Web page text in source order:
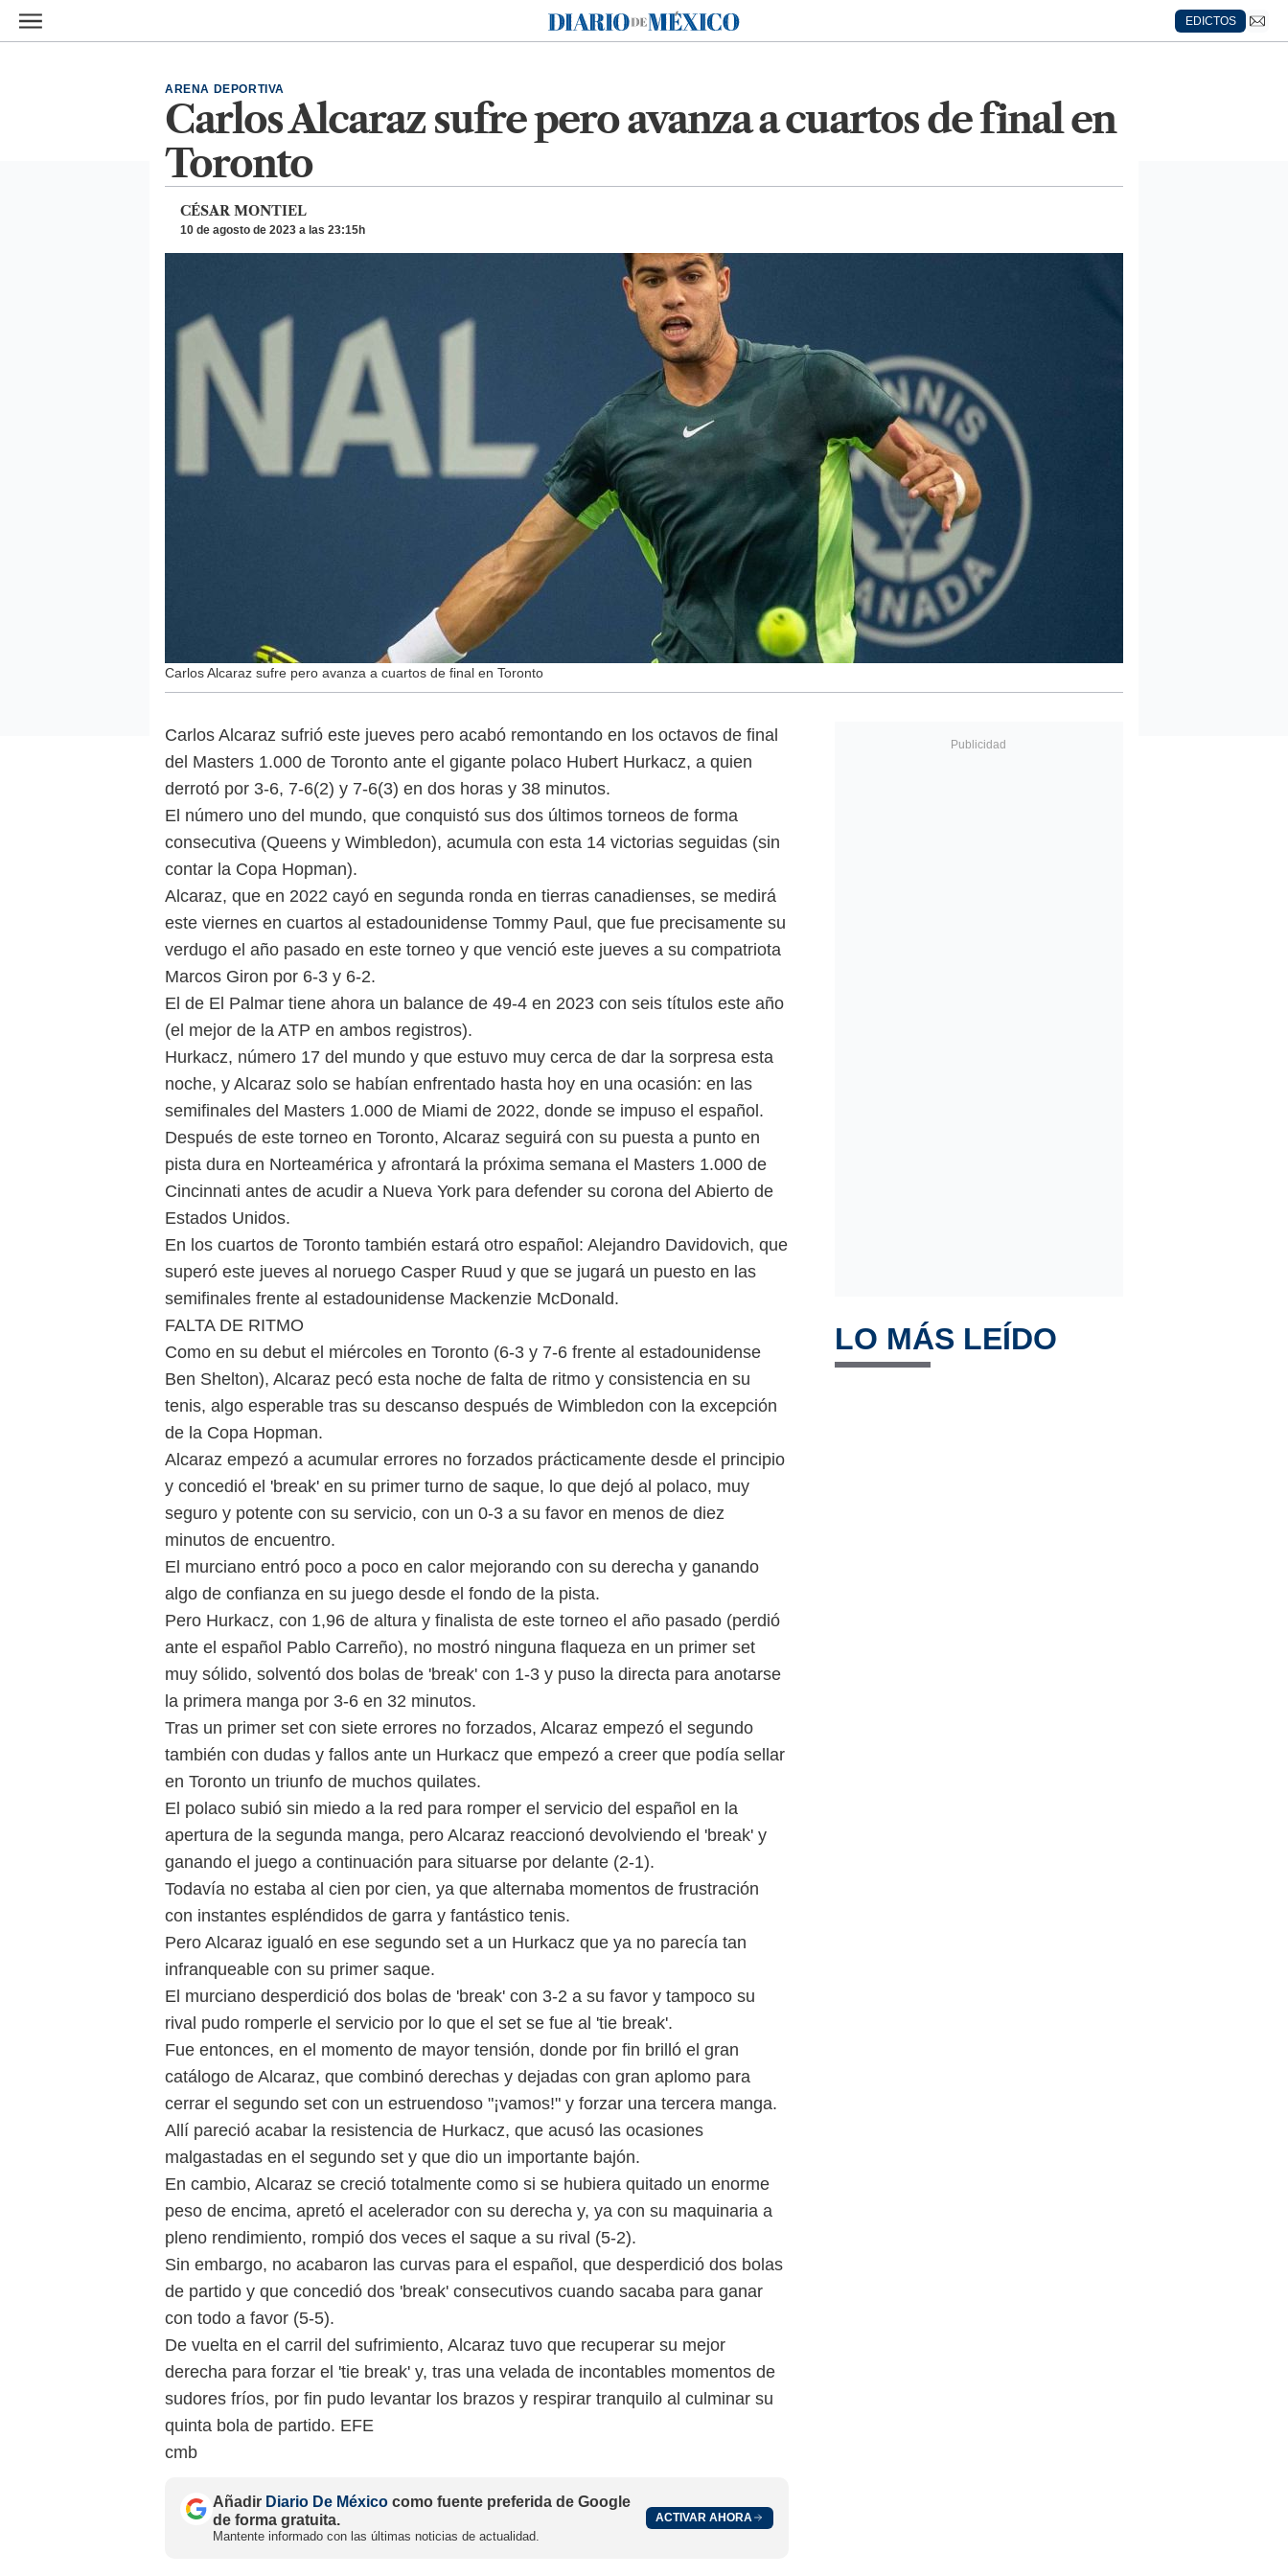
Ir al contenido principal
Diario de México
EDICTOS
Carlos Alcaraz sufre pero avanza a cuartos de final en
Toronto
ARENA DEPORTIVA
CÉSAR MONTIEL
10 de agosto de 2023 a las 23:15h
Carlos Alcaraz sufre pero avanza a cuartos de final en Toronto
Carlos Alcaraz sufrió este jueves pero acabó remontando en los octavos de final
del Masters 1.000 de Toronto ante el gigante polaco Hubert Hurkacz, a quien
derrotó por 3-6, 7-6(2) y 7-6(3) en dos horas y 38 minutos.
El número uno del mundo, que conquistó sus dos últimos torneos de forma
consecutiva (Queens y Wimbledon), acumula con esta 14 victorias seguidas (sin
contar la Copa Hopman).
Alcaraz, que en 2022 cayó en segunda ronda en tierras canadienses, se medirá
este viernes en cuartos al estadounidense Tommy Paul, que fue precisamente su
verdugo el año pasado en este torneo y que venció este jueves a su compatriota
Marcos Giron por 6-3 y 6-2.
El de El Palmar tiene ahora un balance de 49-4 en 2023 con seis títulos este año
(el mejor de la ATP en ambos registros).
Hurkacz, número 17 del mundo y que estuvo muy cerca de dar la sorpresa esta
noche, y Alcaraz solo se habían enfrentado hasta hoy en una ocasión: en las
semifinales del Masters 1.000 de Miami de 2022, donde se impuso el español.
Después de este torneo en Toronto, Alcaraz seguirá con su puesta a punto en
pista dura en Norteamérica y afrontará la próxima semana el Masters 1.000 de
Cincinnati antes de acudir a Nueva York para defender su corona del Abierto de
Estados Unidos.
En los cuartos de Toronto también estará otro español: Alejandro Davidovich, que
superó este jueves al noruego Casper Ruud y que se jugará un puesto en las
semifinales frente al estadounidense Mackenzie McDonald.
FALTA DE RITMO
Como en su debut el miércoles en Toronto (6-3 y 7-6 frente al estadounidense
Ben Shelton), Alcaraz pecó esta noche de falta de ritmo y consistencia en su
tenis, algo esperable tras su descanso después de Wimbledon con la excepción
de la Copa Hopman.
Alcaraz empezó a acumular errores no forzados prácticamente desde el principio
y concedió el 'break' en su primer turno de saque, lo que dejó al polaco, muy
seguro y potente con su servicio, con un 0-3 a su favor en menos de diez
minutos de encuentro.
El murciano entró poco a poco en calor mejorando con su derecha y ganando
algo de confianza en su juego desde el fondo de la pista.
Pero Hurkacz, con 1,96 de altura y finalista de este torneo el año pasado (perdió
ante el español Pablo Carreño), no mostró ninguna flaqueza en un primer set
muy sólido, solventó dos bolas de 'break' con 1-3 y puso la directa para anotarse
la primera manga por 3-6 en 32 minutos.
Tras un primer set con siete errores no forzados, Alcaraz empezó el segundo
también con dudas y fallos ante un Hurkacz que empezó a creer que podía sellar
en Toronto un triunfo de muchos quilates.
El polaco subió sin miedo a la red para romper el servicio del español en la
apertura de la segunda manga, pero Alcaraz reaccionó devolviendo el 'break' y
ganando el juego a continuación para situarse por delante (2-1).
Todavía no estaba al cien por cien, ya que alternaba momentos de frustración
con instantes espléndidos de garra y fantástico tenis.
Pero Alcaraz igualó en ese segundo set a un Hurkacz que ya no parecía tan
infranqueable con su primer saque.
El murciano desperdició dos bolas de 'break' con 3-2 a su favor y tampoco su
rival pudo romperle el servicio por lo que el set se fue al 'tie break'.
Fue entonces, en el momento de mayor tensión, donde por fin brilló el gran
catálogo de Alcaraz, que combinó derechas y dejadas con gran aplomo para
cerrar el segundo set con un estruendoso "¡vamos!" y forzar una tercera manga.
Allí pareció acabar la resistencia de Hurkacz, que acusó las ocasiones
malgastadas en el segundo set y que dio un importante bajón.
En cambio, Alcaraz se creció totalmente como si se hubiera quitado un enorme
peso de encima, apretó el acelerador con su derecha y, ya con su maquinaria a
pleno rendimiento, rompió dos veces el saque a su rival (5-2).
Sin embargo, no acabaron las curvas para el español, que desperdició dos bolas
de partido y que concedió dos 'break' consecutivos cuando sacaba para ganar
con todo a favor (5-5).
De vuelta en el carril del sufrimiento, Alcaraz tuvo que recuperar su mejor
derecha para forzar el 'tie break' y, tras una velada de incontables momentos de
sudores fríos, por fin pudo levantar los brazos y respirar tranquilo al culminar su
quinta bola de partido. EFE
cmb
Añadir Diario De México como fuente preferida de Google
de forma gratuita.
Mantente informado con las últimas noticias de actualidad.
ACTIVAR AHORA
LO MÁS LEÍDO